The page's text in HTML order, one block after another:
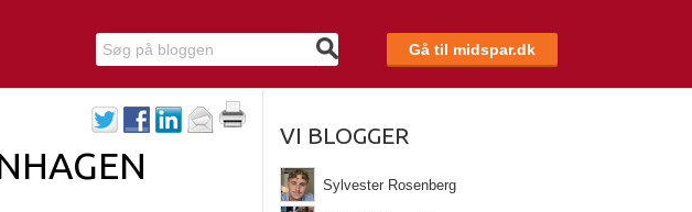
Gå til midspar.dk
VI BLOGGER
Sylvester Rosenberg